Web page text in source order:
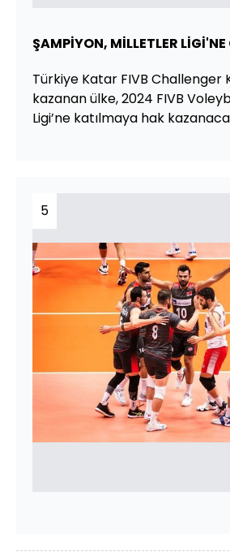
ŞAMPİYON, MİLLETLER
Türkiye Katar FIVB Challenger
kazanan ülke, 2024 FIVB
Ligi’ne katılmaya hak
5